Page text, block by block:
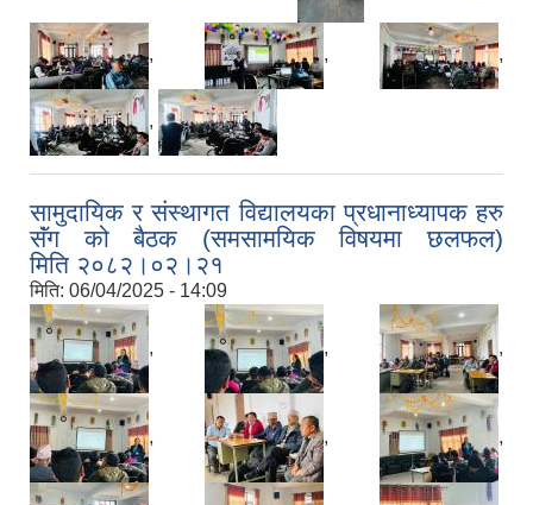
, , ,
,
सामुदायिक र संस्थागत विद्यालयका प्रधानाध्यापक हरु
सॅंग को बैठक (समसामयिक विषयमा छलफल)
मिति २०८२।०२।२१
मिति: 06/04/2025 - 14:09
, , ,
, , ,